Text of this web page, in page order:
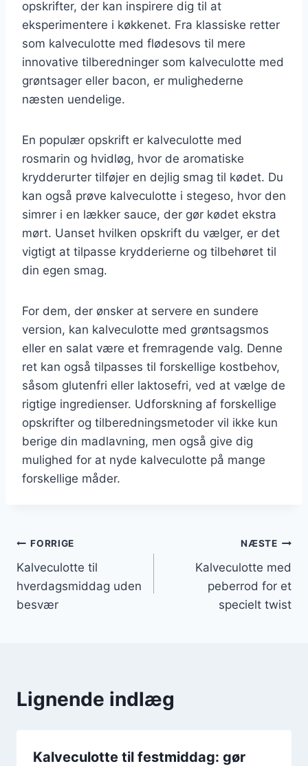
opskrifter, der kan inspirere dig til at
eksperimentere i køkkenet. Fra klassiske retter
som kalveculotte med flødesovs til mere
innovative tilberedninger som kalveculotte med
grøntsager eller bacon, er mulighederne
næsten uendelige.
En populær opskrift er kalveculotte med
rosmarin og hvidløg, hvor de aromatiske
krydderurter tilføjer en dejlig smag til kødet. Du
kan også prøve kalveculotte i stegeso, hvor den
simrer i en lækker sauce, der gør kødet ekstra
mørt. Uanset hvilken opskrift du vælger, er det
vigtigt at tilpasse krydderierne og tilbehøret til
din egen smag.
For dem, der ønsker at servere en sundere
version, kan kalveculotte med grøntsagsmos
eller en salat være et fremragende valg. Denne
ret kan også tilpasses til forskellige kostbehov,
såsom glutenfri eller laktosefri, ved at vælge de
rigtige ingredienser. Udforskning af forskellige
opskrifter og tilberedningsmetoder vil ikke kun
berige din madlavning, men også give dig
mulighed for at nyde kalveculotte på mange
forskellige måder.
Indlægsnavigation
FORRIGE
Kalveculotte til
hverdagsmiddag uden
besvær
NÆSTE
Kalveculotte med
peberrod for et
specielt twist
Lignende indlæg
Kalveculotte til festmiddag: gør